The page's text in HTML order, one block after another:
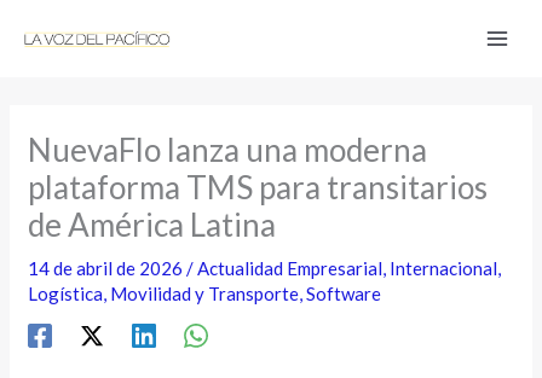
NuevaFlo lanza una moderna
plataforma TMS para transitarios
de América Latina
14 de abril de 2026/Actualidad Empresarial, Internacional,
Logística, Movilidad y Transporte,Software